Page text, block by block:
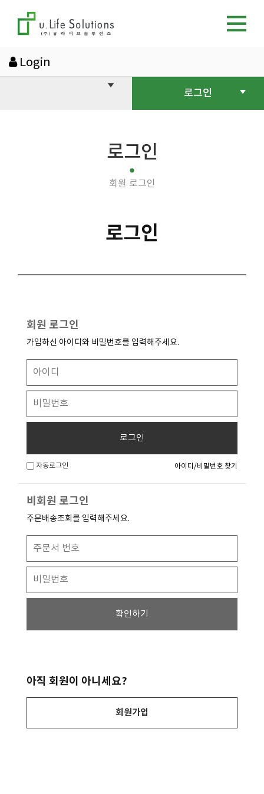
Login
로그인
로그인
회원 로그인
로그인
회원 로그인
가입하신 아이디와 비밀번호를 입력해주세요.
로그인
자동로그인 아이디/비밀번호 찾기
비회원 로그인
주문배송조회를 입력해주세요.
확인하기
아직 회원이 아니세요?
회원가입